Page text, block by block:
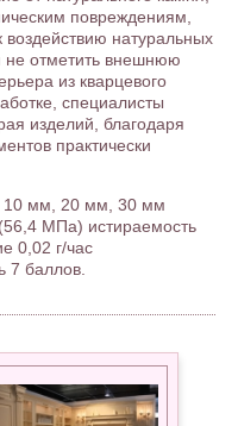
повреждениям,
натуральных
не отметить внешнюю
из кварцевого
специалисты
изделий, благодаря
практически
10 мм, 20 мм, 30 мм
МПа) истираемость
0,02 г/час
7 баллов.